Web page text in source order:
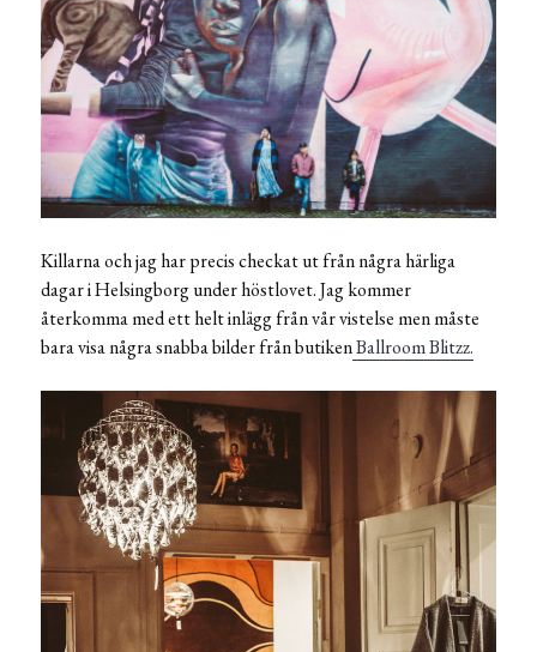
Killarna och jag har precis checkat ut från några härliga
dagar i Helsingborg under höstlovet. Jag kommer
återkomma med ett helt inlägg från vår vistelse men måste
bara visa några snabba bilder från butikenBallroom Blitzz.